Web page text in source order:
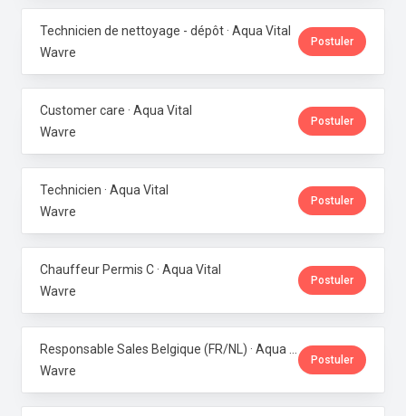
Technicien de nettoyage - dépôt · Aqua Vital
Wavre
Postuler
Customer care · Aqua Vital
Wavre
Postuler
Technicien · Aqua Vital
Wavre
Postuler
Chauffeur Permis C · Aqua Vital
Wavre
Postuler
Wavre
Postuler